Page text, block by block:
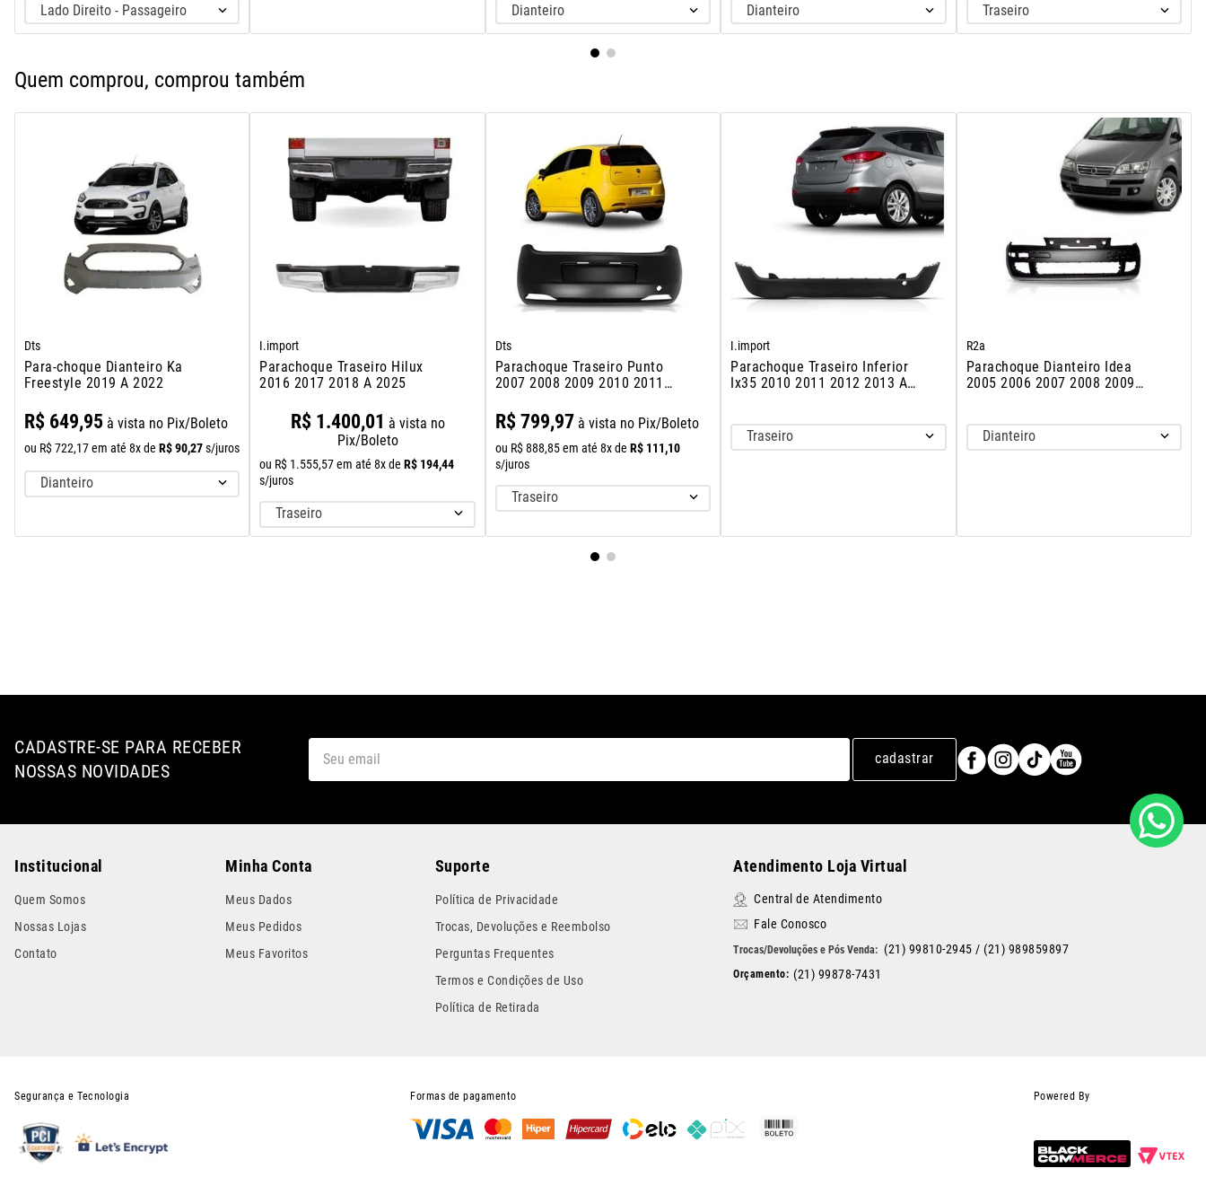
Lado Direito - Passageiro Dianteiro Dianteiro Traseiro
Quem comprou, comprou também
Dts
Para-choque Dianteiro Ka
Freestyle 2019 A 2022
R$ 649,95à vista no Pix/Boleto
ou R$722,17em até 8x de R$90,27s/juros
Dianteiro
I.import
Parachoque Traseiro Hilux
2016 2017 2018 A 2025
R$ 1.400,01 à vista no
Pix/Boleto
ou R$ 1.555,57 em até 8x de R$ 194,44
s/juros
Traseiro
Dts
Parachoque Traseiro Punto
2007 2008 2009 2010 2011
R$ 799,97 à vista no Pix/Boleto
ou R$ 888,85 em até 8x de R$ 111,10
s/juros
Traseiro
I.import
Parachoque Traseiro Inferior
Ix35 2010 2011 2012 2013 A
Traseiro
R2a
Parachoque Dianteiro Idea
2005 2006 2007 2008 2009
Dianteiro
CADASTRE-SE PARA RECEBER
NOSSAS NOVIDADES
cadastrar
Institucional
Quem Somos
Nossas Lojas
Contato
Minha Conta
Meus Dados
Meus Pedidos
Meus Favoritos
Suporte
Política de Privacidade
Trocas, Devoluções e Reembolso
Perguntas Frequentes
Termos e Condições de Uso
Política de Retirada
Atendimento Loja Virtual
Central de Atendimento
Fale Conosco
(21) 99810-2945 / (21) 989859897
(21) 99878-7431
Segurança e Tecnologia Formas de pagamento Powered By